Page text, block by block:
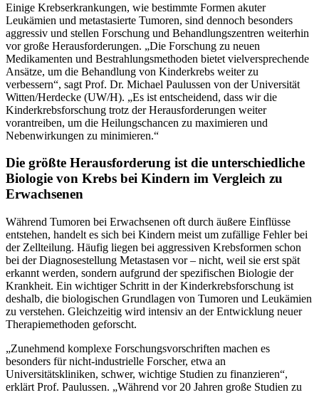
Einige Krebserkrankungen, wie bestimmte Formen akuter
Leukämien und metastasierte Tumoren, sind dennoch besonders
aggressiv und stellen Forschung und Behandlungszentren weiterhin
vor große Herausforderungen. „Die Forschung zu neuen
Medikamenten und Bestrahlungsmethoden bietet vielversprechende
Ansätze, um die Behandlung von Kinderkrebs weiter zu
verbessern“, sagt Prof. Dr. Michael Paulussen von der Universität
Witten/Herdecke (UW/H). „Es ist entscheidend, dass wir die
Kinderkrebsforschung trotz der Herausforderungen weiter
vorantreiben, um die Heilungschancen zu maximieren und
Nebenwirkungen zu minimieren.“
Die größte Herausforderung ist die unterschiedliche
Biologie von Krebs bei Kindern im Vergleich zu
Erwachsenen
Während Tumoren bei Erwachsenen oft durch äußere Einflüsse
entstehen, handelt es sich bei Kindern meist um zufällige Fehler bei
der Zellteilung. Häufig liegen bei aggressiven Krebsformen schon
bei der Diagnosestellung Metastasen vor – nicht, weil sie erst spät
erkannt werden, sondern aufgrund der spezifischen Biologie der
Krankheit. Ein wichtiger Schritt in der Kinderkrebsforschung ist
deshalb, die biologischen Grundlagen von Tumoren und Leukämien
zu verstehen. Gleichzeitig wird intensiv an der Entwicklung neuer
Therapiemethoden geforscht.
„Zunehmend komplexe Forschungsvorschriften machen es
besonders für nicht-industrielle Forscher, etwa an
Universitätskliniken, schwer, wichtige Studien zu finanzieren“,
erklärt Prof. Paulussen. „Während vor 20 Jahren große Studien zu